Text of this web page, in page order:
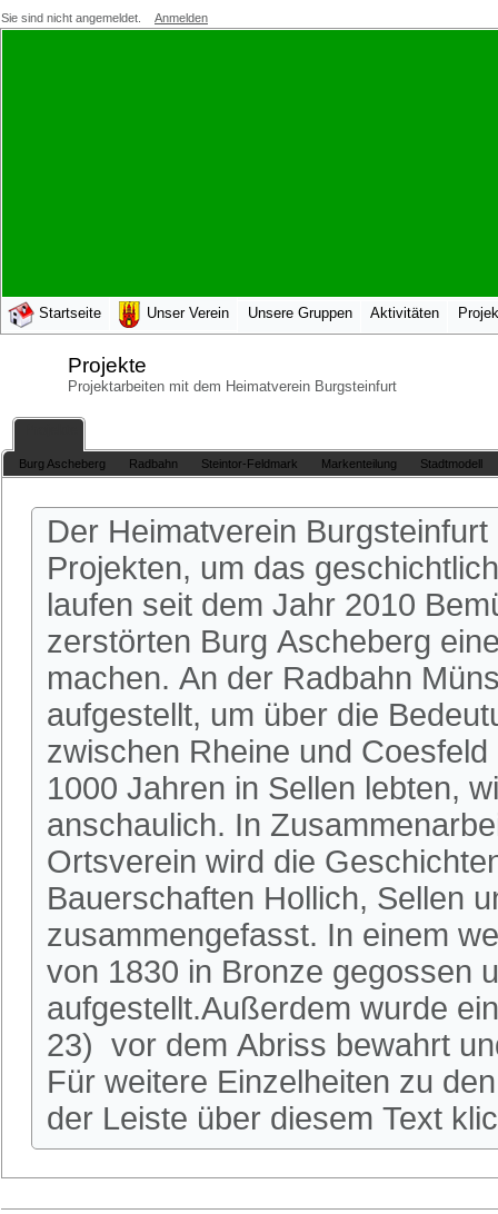
Sie sind nicht angemeldet. Anmelden
Startseite Unser Verein Unsere Gruppen Aktivitäten
Projekte
Projektarbeiten mit dem Heimatverein Burgsteinfurt
Burg Ascheberg Radbahn Steintor-Feldmark Markenteilung Stadtmodell
Der Heimatverein
Projekten, um das
laufen seit dem Jahr 2010
zerstörten Burg Ascheberg
machen. An der Radbahn
aufgestellt, um über die
zwischen Rheine und
1000 Jahren in Sellen lebten,
anschaulich. In
Ortsverein wird die
Bauerschaften Hollich, Sellen
zusammengefasst. In einem
von 1830 in Bronze gegossen
aufgestellt.Außerdem wurde
23) vor dem Abriss bewahrt
Für weitere Einzelheiten zu
der Leiste über diesem Text